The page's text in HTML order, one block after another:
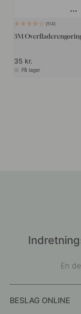
114
3M
35 kr.
På lager
En
BESLAG ONLINE